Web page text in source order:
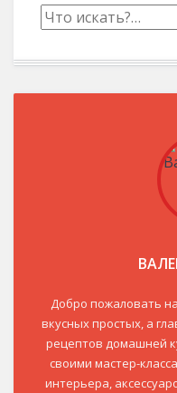
Добро пожаловать
вкусных простых, а
рецептов домашней
своими мастер-
интерьера,